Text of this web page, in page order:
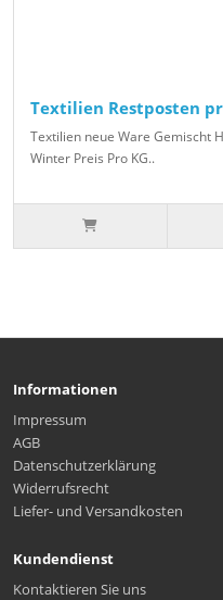
Textilien Restposten
Textilien neue Ware Gemischt
Winter Preis Pro KG..
Informationen
Impressum
AGB
Datenschutzerklärung
Widerrufsrecht
Liefer- und Versandkosten
Kundendienst
Kontaktieren Sie uns